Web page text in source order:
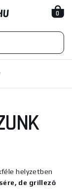
0
helyzetben
de grillező